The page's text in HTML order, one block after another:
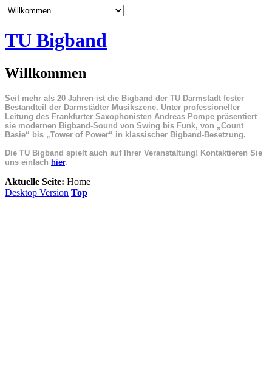
TU Bigband
Willkommen
Seit mehr als 20 Jahren ist die Bigband der TU Darmstadt fester
Bestandteil der Darmstädter Musikszene. Unter professioneller
Leitung des Frankfurter Saxophonisten Andreas Pompe präsentiert
sie modernen Bigband-Sound von Swing bis Funk, von „Count
Basie“ bis „Tower of Power“ in klassischer Bigband-Besetzung.
Die TU Bigband spielt auch auf Ihrer Veranstaltung! Kontaktieren Sie
uns einfach hier.
Aktuelle Seite: Home
Desktop Version Top